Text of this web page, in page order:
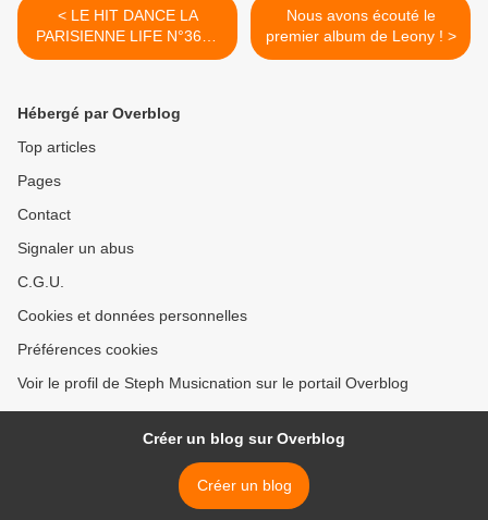
< LE HIT DANCE LA
PARISIENNE LIFE N°369 -
07 AVRIL 2023
Nous avons écouté le
premier album de Leony ! >
Hébergé par Overblog
Top articles
Pages
Contact
Signaler un abus
C.G.U.
Cookies et données personnelles
Préférences cookies
Voir le profil de Steph Musicnation sur le portail Overblog
Créer un blog sur Overblog
Créer un blog